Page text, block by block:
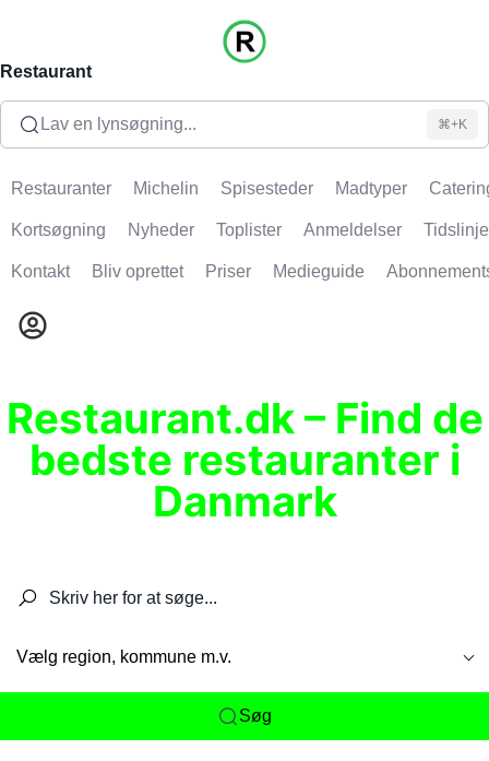
Restaurant
Lav en lynsøgning... ⌘+K
Restauranter Michelin Spisesteder Madtyper
Kortsøgning Nyheder Toplister Anmeldelser Tidslinje
Kontakt Bliv oprettet Priser Medieguide
Restaurant.dk – Find de
bedste restauranter i
Danmark
Vælg region, kommune m.v.
Søg